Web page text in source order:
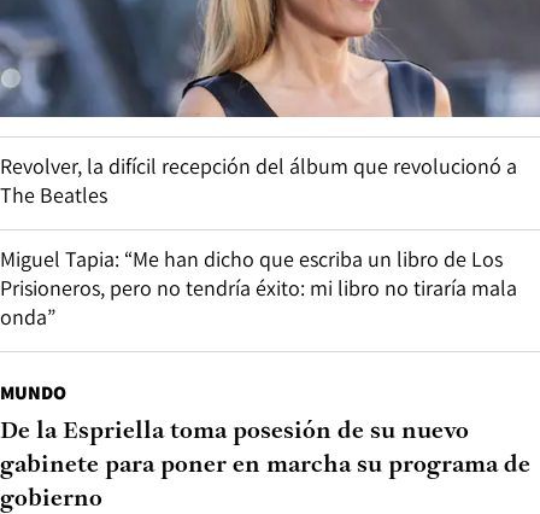
Revolver, la difícil recepción del álbum que revolucionó a
The Beatles
Miguel Tapia: “Me han dicho que escriba un libro de Los
Prisioneros, pero no tendría éxito: mi libro no tiraría mala
onda”
MUNDO
De la Espriella toma posesión de su nuevo
gabinete para poner en marcha su programa de
gobierno